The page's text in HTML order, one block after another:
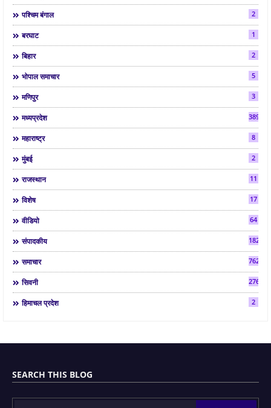
पश्चिम बंगाल 2
बरघाट 1
बिहार 2
भोपाल समाचार 5
मणिपुर 3
मध्यप्रदेश 3892
महाराष्ट्र 8
मुंबई 2
राजस्थान 11
विशेष 17
वीडियो 64
संपादकीय 182
समाचार 7624
सिवनी 2763
हिमाचल प्रदेश 2
SEARCH THIS BLOG